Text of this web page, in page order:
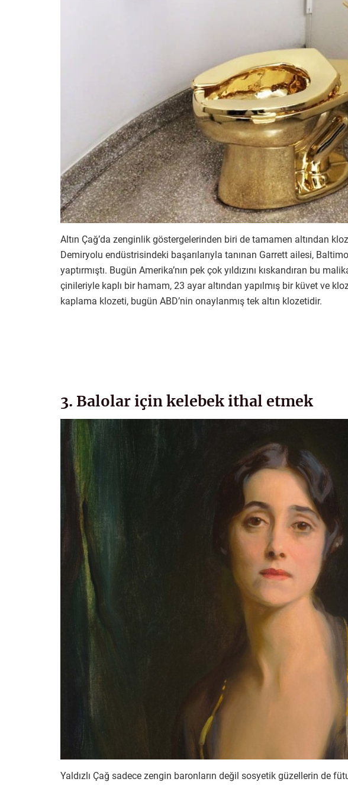
Altın Çağ’da zenginlik göstergelerinden biri de tamamen altından
Demiryolu endüstrisindeki başarılarıyla tanınan Garrett ailesi,
yaptırmıştı. Bugün Amerika’nın pek çok yıldızını kıskandıran bu
çinileriyle kaplı bir hamam, 23 ayar altından yapılmış bir küvet ve
kaplama klozeti, bugün ABD’nin onaylanmış tek altın klozetidir.
3. Balolar için kelebek ithal etmek
Yaldızlı Çağ sadece zengin baronların değil sosyetik güzellerin de